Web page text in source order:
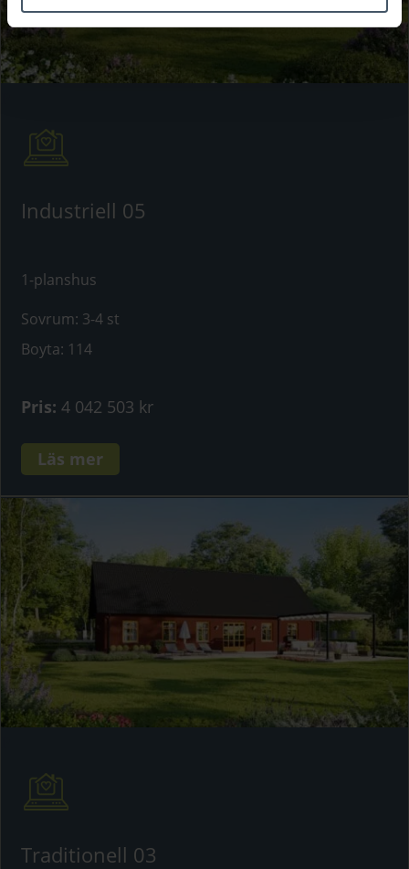
Industriell 05
1-planshus
Sovrum: 3-4 st
Boyta: 114
Pris:4 042 503 kr
Läs mer
Traditionell 03